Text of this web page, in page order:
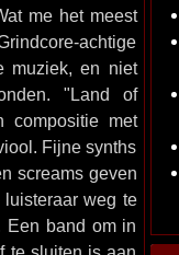
me het meest
achtige
muziek, en niet
"Land of
compositie met
Fijne synths
screams geven
weg te
Een band om in